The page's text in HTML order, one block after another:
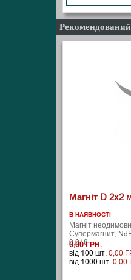
Магніт D 2x2
В НАЯВНОСТІ
Магніт
Супермагнит,
0,048 ..
0,00 ГРН.
від 100 шт.0,00
від 1000 шт.0,00